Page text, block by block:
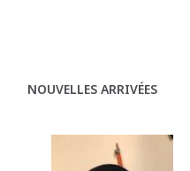
NOUVELLES ARRIVÉES